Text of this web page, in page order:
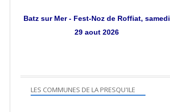
Batz sur Mer - Fest-Noz de Roffiat, samedi
29 aout 2026
LES COMMUNES DE LA PRESQU'ILE